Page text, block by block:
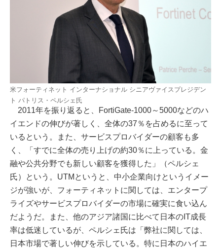
米フォーティネット インターナショナル シニアヴァイスプレジデン
ト パトリス・ペルシェ氏
2011年を振り返ると、FortiGate-1000～5000などのハ
イエンドの伸びが著しく、全体の37％を占めるに至って
いるという。また、サービスプロバイダーの顧客も多
く、「すでに全体の売り上げの約30％に上っている。金
融や公共分野でも新しい顧客を獲得した」（ペルシェ
氏）という。UTMというと、中小企業向けというイメー
ジが強いが、フォーティネットに関しては、エンタープ
ライズやサービスプロバイダーの市場に確実に食い込ん
だようだ。また、他のアジア諸国に比べて日本のIT成長
率は低迷しているが、ペルシェ氏は「弊社に関しては、
日本市場で著しい伸びを示している。特に日本のハイエ